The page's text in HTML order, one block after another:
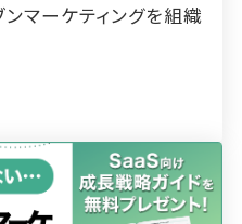
ンマーケティングを組織